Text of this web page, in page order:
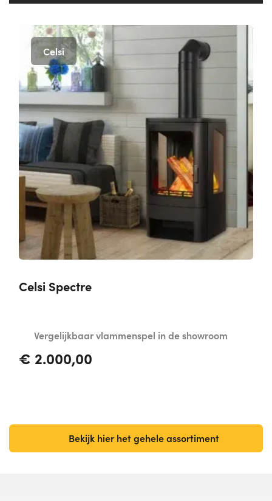
Celsi
Celsi Spectre
Vergelijkbaar vlammenspel in de showroom
€ 2.000,00
Bekijk hier het gehele assortiment